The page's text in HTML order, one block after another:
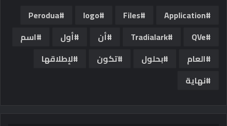
Application
Files
logo
Perodua
QVe
Tradialark أن أول
اسم
العام
بحلول تكون
لإطلاقها
نهاية